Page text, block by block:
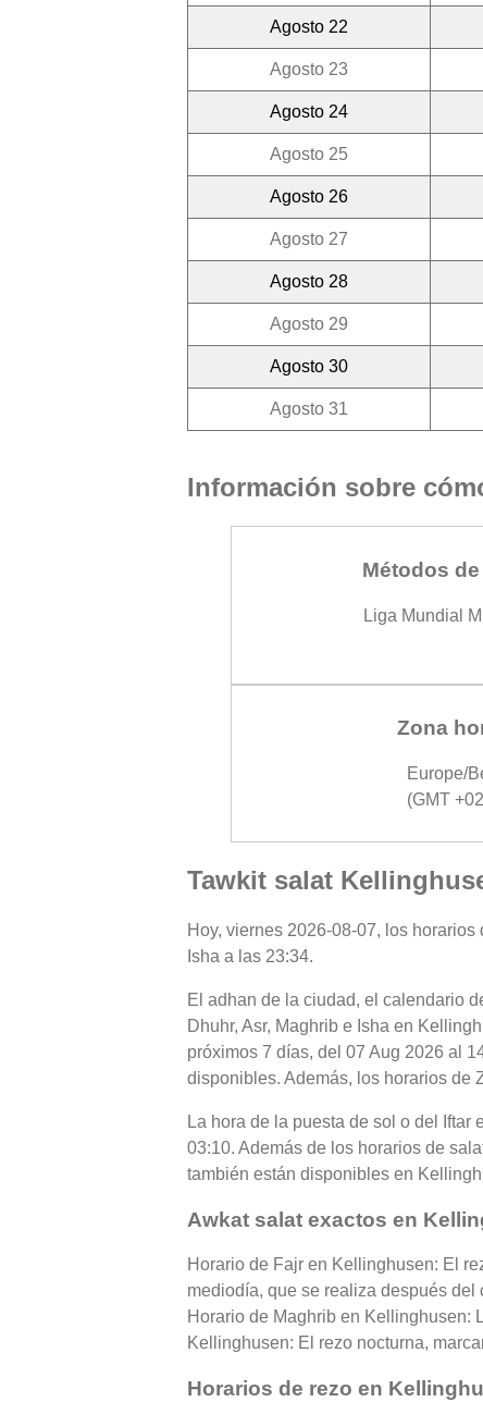
Agosto 22
Agosto 23
Agosto 24
Agosto 25
Agosto 26
Agosto 27
Agosto 28
Agosto 29
Agosto 30
Agosto 31
Información sobre
Métodos
Liga Mundial
Zona
Europe/
(GMT
Tawkit salat
Hoy, viernes 2026-08-07, los
Isha a las 23:34.
El adhan de la ciudad, el calendario
Dhuhr, Asr, Maghrib e Isha en
próximos 7 días, del 07 Aug 2026 al
disponibles. Además, los horarios de
La hora de la puesta de sol o del
03:10. Además de los horarios de
también están disponibles en
Awkat salat exactos en
Horario de Fajr en Kellinghusen: El
mediodía, que se realiza después
Horario de Maghrib en Kellinghusen:
Kellinghusen: El rezo nocturna,
Horarios de rezo en